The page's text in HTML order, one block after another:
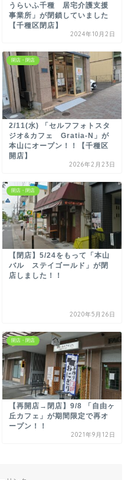
うらいふ千種 居宅介護支援
事業所」が閉鎖していました
【千種区閉店】
2024年10月2日
開店・閉店
2/11(水) 「セルフフォトスタ
ジオ&カフェ Gratia-N」が
本山にオープン！！【千種区
開店】
2026年2月23日
開店・閉店
【閉店】5/24をもって「本山
バル ステイゴールド」が閉
店しました！！
2020年5月26日
開店・閉店
【再開店→閉店】9/8 「自由ヶ
丘カフェ」が期間限定で再オ
ープン！！
2021年9月12日